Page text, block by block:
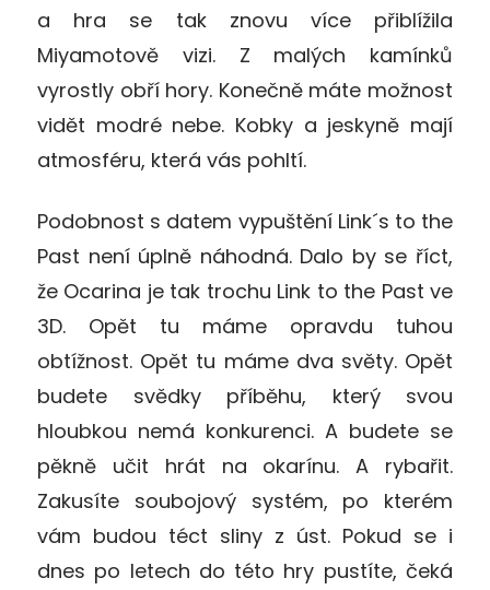
a hra se tak znovu více přiblížila
Miyamotově vizi. Z malých kamínků
vyrostly obří hory. Konečně máte možnost
vidět modré nebe. Kobky a jeskyně mají
atmosféru, která vás pohltí.
Podobnost s datem vypuštění Link´s to the
Past není úplně náhodná. Dalo by se říct,
že Ocarina je tak trochu Link to the Past ve
3D. Opět tu máme opravdu tuhou
obtížnost. Opět tu máme dva světy. Opět
budete svědky příběhu, který svou
hloubkou nemá konkurenci. A budete se
pěkně učit hrát na okarínu. A rybařit.
Zakusíte soubojový systém, po kterém
vám budou téct sliny z úst. Pokud se i
dnes po letech do této hry pustíte, čeká